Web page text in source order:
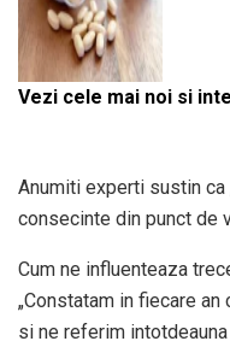
Vezi cele mai noi si
Anumiti experti sustin ca
consecinte din punct de
Cum ne influenteaza
„Constatam in fiecare
si ne referim